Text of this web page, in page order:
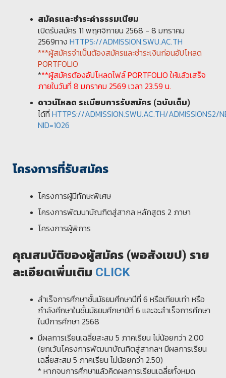
สมัครและชำระค่าธรรมเนียม
เปิดรับสมัคร 11 พฤศจิกายน 2568 - 8 มกราคม
2569ทาง HTTPS://ADMISSION.SWU.AC.TH
***ผู้สมัครจำเป็นต้องสมัครและชำระเงินก่อนอัปโหลด
PORTFOLIO
***ผู้สมัครต้องอัปโหลดไฟล์ PORTFOLIO ให้แล้วเสร็จ
ภายในวันที่ 8 มกราคม 2569 เวลา 23.59 น.
ดาวน์โหลด ระเบียบการรับสมัคร (ฉบับเต็ม)
ได้ที่ HTTPS://ADMISSION.SWU.AC.TH/ADMISSIONS2/
NID=1026
โครงการที่รับสมัคร
โครงการผู้มีทักษะพิเศษ
โครงการพัฒนาบัณฑิตสู่สากล หลักสูตร 2 ภาษา
โครงการผู้พิการ
คุณสมบัติของผู้สมัคร (พอสังเขป) ราย
ละเอียดเพิ่มเติม CLICK
สำเร็จการศึกษาชั้นมัธยมศึกษาปีที่ 6 หรือเทียบเท่า หรือ
กำลังศึกษาในชั้นมัธยมศึกษาปีที่ 6 และจะสำเร็จการศึกษา
ในปีการศึกษา 2568
มีผลการเรียนเฉลี่ยสะสม 5 ภาคเรียน ไม่น้อยกว่า 2.00
(ยกเว้นโครงการพัฒนาบัณฑิตสู่สากลฯ มีผลการเรียน
เฉลี่ยสะสม 5 ภาคเรียน ไม่น้อยกว่า 2.50)
* หากจบการศึกษาแล้วคิดผลการเรียนเฉลี่ยทั้งหมด